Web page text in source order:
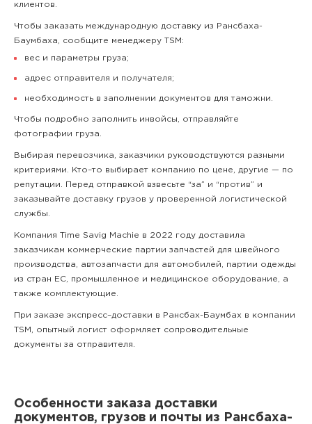
клиентов.
Чтобы заказать международную доставку из Рансбаха-
Баумбаха, сообщите менеджеру TSM:
вес и параметры груза;
адрес отправителя и получателя;
необходимость в заполнении документов для таможни.
Чтобы подробно заполнить инвойсы, отправляйте
фотографии груза.
Выбирая перевозчика, заказчики руководствуются разными
критериями. Кто–то выбирает компанию по цене, другие — по
репутации. Перед отправкой взвесьте “за” и “против” и
заказывайте доставку грузов у проверенной логистической
службы.
Компания Time Savig Machie в 2022 году доставила
заказчикам коммерческие партии запчастей для швейного
производства, автозапчасти для автомобилей, партии одежды
из стран ЕС, промышленное и медицинское оборудование, а
также комплектующие.
При заказе экспресс–доставки в Рансбах-Баумбах в компании
TSM, опытный логист оформляет сопроводительные
документы за отправителя.
Особенности заказа доставки
документов, грузов и почты из Рансбаха-